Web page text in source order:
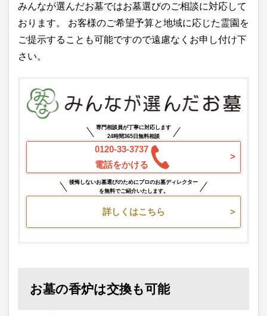
みんなが選んだお墓ではお墓選びのご相談に対応して
おります。 お客様のご希望予算と地域に応じた霊園を
ご提示することも可能ですので遠慮なくお申し付け下
さい。
専門相談員が丁寧に対応します
24時間365日無料相談
0120-33-3737
電話をかける
後悔しないお墓選びのためにプロのお墓ディレクター
を無料でご紹介いたします。
詳しくはこちら
お墓の香炉は交換も可能